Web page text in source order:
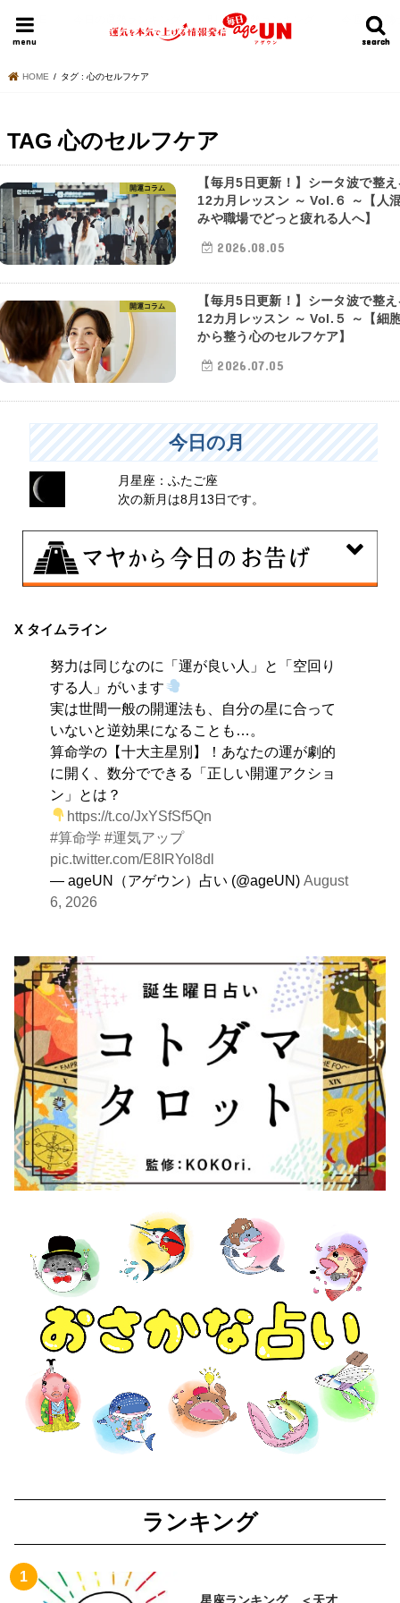
search
search
menu
HOME 明日の運勢ランキング 今週の運勢
HOME タグ : 心のセルフケア
TAG 心のセルフケア
開運コラム
【毎月5日更新！】シータ波で整
12カ月レッスン ～ Vol.６ ～【人
みや職場でどっと疲れる人へ】
2026.08.05
開運コラム
【毎月5日更新！】シータ波で整
12カ月レッスン ～ Vol.５ ～【細
から整う心のセルフケア】
2026.07.05
今日の月
月星座：ふたご座
次の新月は8月13日です。
大きくエネルギーを放出する日。日々の活力をため込ん
X タイムライン
努力は同じなのに「運が良い人」と「空回り
する人」がいます
実は世間一般の開運法も、自分の星に合って
いないと逆効果になることも…。
算命学の【十大主星別】！あなたの運が劇的
に開く、数分でできる「正しい開運アクショ
ン」とは？
https://t.co/JxYSfSf5Qn
#算命学 #運気アップ
pic.twitter.com/E8IRYol8dl
— ageUN（アゲウン）占い (@ageUN) August
6, 2026
ランキング